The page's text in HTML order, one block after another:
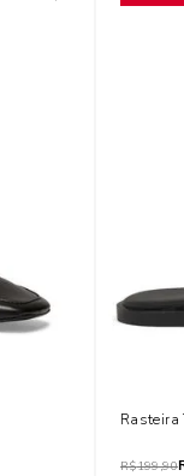
Rasteira
R$199,90